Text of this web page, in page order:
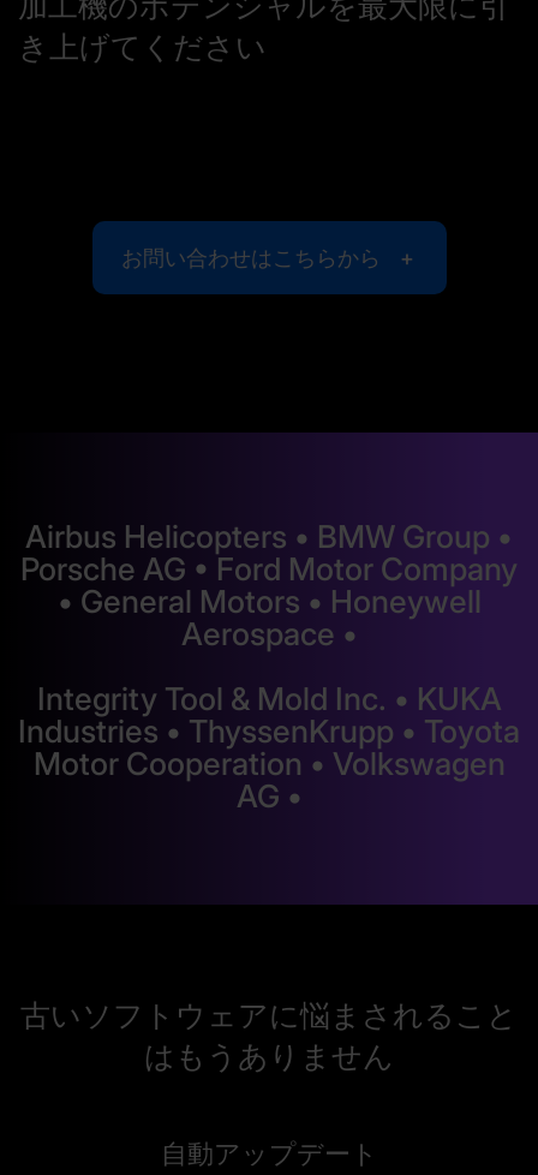
き上げてください
お問い合わせはこちらから
Airbus Helicopters • BMW Group •
Porsche AG • Ford Motor Company
• General Motors • Honeywell
Aerospace •
Integrity Tool & Mold Inc. • KUKA
Industries • ThyssenKrupp • Toyota
Motor Cooperation • Volkswagen
AG •
古いソフトウェアに悩まされること
はもうありません
自動アップデート